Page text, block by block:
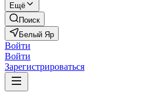
Ещё
Поиск
Белый Яр
Войти
Войти
Зарегистрироваться